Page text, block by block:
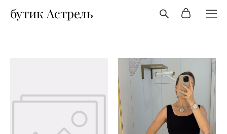
бутик Астрель